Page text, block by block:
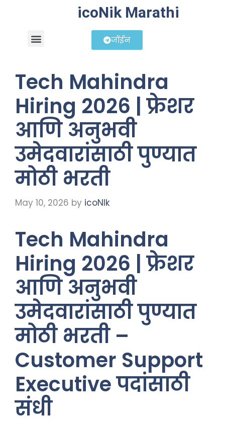
icoNik Marathi
जॉईन
Tech Mahindra
Hiring 2026 | फ्रेशर
आणि अनुभवी
उमेदवारांसाठी पुण्यात
मोठी भरती
May 10, 2026 by icoNIk
Tech Mahindra
Hiring 2026 | फ्रेशर
आणि अनुभवी
उमेदवारांसाठी पुण्यात
मोठी भरती –
Customer Support
Executive पदांसाठी
संधी